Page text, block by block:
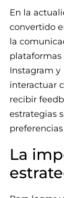
En la
convertido
la
plataformas
Instagram y
interactuar
recibir
estrategias
La